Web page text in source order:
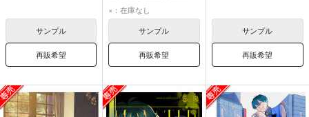
サンプル
再販希望
白膠木簓
夢野幻太郎
×：在庫なし
サンプル
再販希望
サンプル
再販希望